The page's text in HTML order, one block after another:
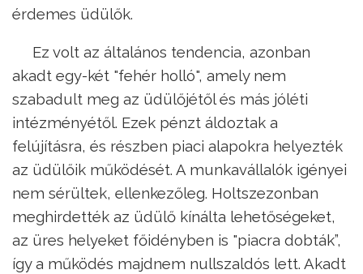
érdemes üdülők.
Ez volt az általános tendencia, azonban
akadt egy-két "fehér holló", amely nem
szabadult meg az üdülőjétől és más jóléti
intézményétől. Ezek pénzt áldoztak a
felújításra, és részben piaci alapokra helyezték
az üdülőik működését. A munkavállalók igényei
nem sérültek, ellenkezőleg. Holtszezonban
meghirdették az üdülő kínálta lehetőségeket,
az üres helyeket főidényben is "piacra dobták”,
így a működés majdnem nullszaldós lett. Akadt